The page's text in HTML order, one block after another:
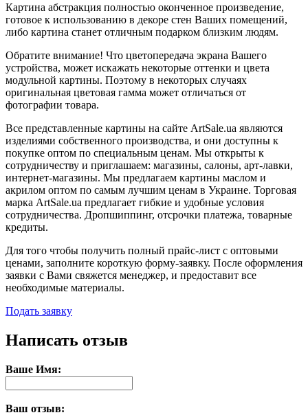
Картина абстракция полностью оконченное произведение,
готовое к использованию в декоре стен Ваших помещений,
либо картина станет отличным подарком близким людям.
Обратите внимание! Что цветопередача экрана Вашего
устройства, может искажать некоторые оттенки и цвета
модульной картины. Поэтому в некоторых случаях
оригинальная цветовая гамма может отличаться от
фотографии товара.
Все представленные картины на сайте ArtSale.ua являются
изделиями собственного производства, и они доступны к
покупке оптом по специальным ценам. Мы открыты к
сотрудничеству и приглашаем: магазины, салоны, арт-лавки,
интернет-магазины. Мы предлагаем картины маслом и
акрилом оптом по самым лучшим ценам в Украине. Торговая
марка ArtSale.ua предлагает гибкие и удобные условия
сотрудничества. Дропшиппинг, отсрочки платежа, товарные
кредиты.
Для того чтобы получить полный прайс-лист с оптовыми
ценами, заполните короткую форму-заявку. После оформления
заявки с Вами свяжется менеджер, и предоставит все
необходимые материалы.
Подать заявку
Написать отзыв
Ваше Имя:
Ваш отзыв: